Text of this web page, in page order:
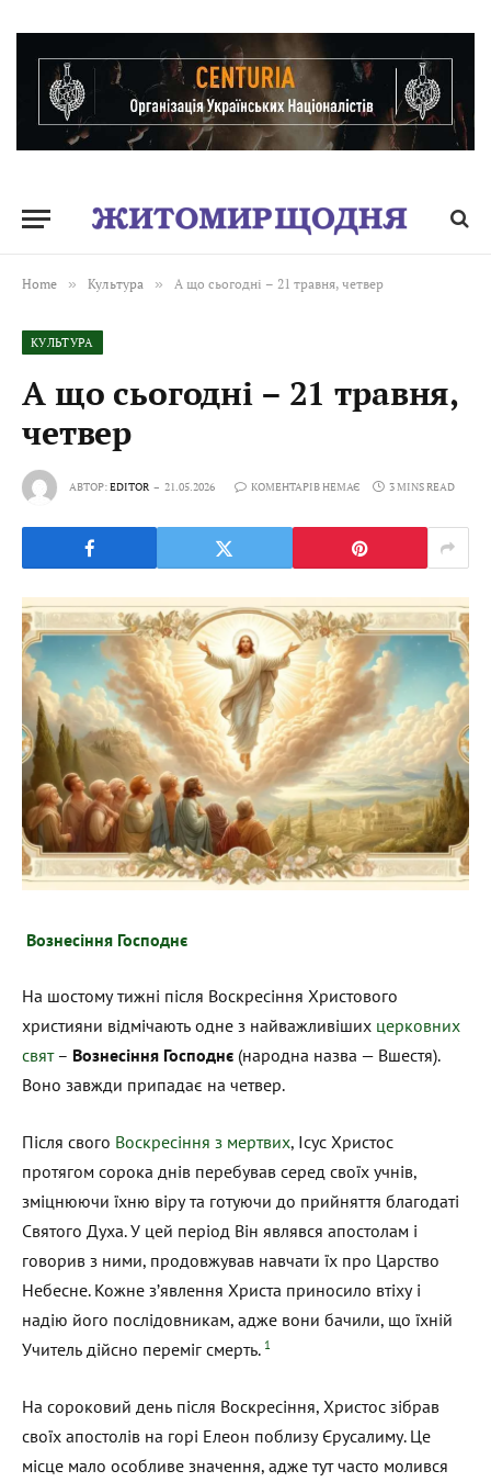
Home » Культура » А що сьогодні – 21 травня, четвер
КУЛЬТУРА
А що сьогодні – 21 травня,
четвер
АВТОР:EDITOR 21.05.2026 КОМЕНТАРІВ НЕМАЄ 3 MINS READ
Вознесіння Господнє
На шостому тижні після Воскресіння Христового
християни відмічають одне з найважливіших церковних
свят– Вознесіння Господнє (народна назва — Вшестя).
Воно завжди припадає на четвер.
Після свого Воскресіння з мертвих, Ісус Христос
протягом сорока днів перебував серед своїх учнів,
зміцнюючи їхню віру та готуючи до прийняття благодаті
Святого Духа. У цей період Він являвся апостолам і
говорив з ними, продовжував навчати їх про Царство
Небесне. Кожне з’явлення Христа приносило втіху і
надію його послідовникам, адже вони бачили, що їхній
Учитель дійсно переміг смерть. 1
На сороковий день після Воскресіння, Христос зібрав
своїх апостолів на горі Елеон поблизу Єрусалиму. Це
місце мало особливе значення, адже тут часто молився